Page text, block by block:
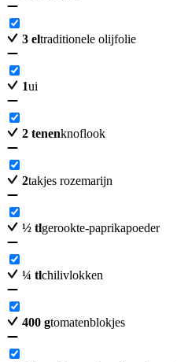
3 eltraditionele olijfolie
1ui
2 tenenknoflook
2takjes rozemarijn
½ tlgerookte-paprikapoeder
¼ tlchilivlokken
400 gtomatenblokjes